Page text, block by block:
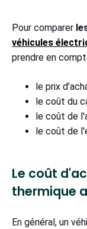
Pour comparer
véhicules
prendre en
le prix
le coût du
le coût de
le coût de
Le coût
thermique
En général, un